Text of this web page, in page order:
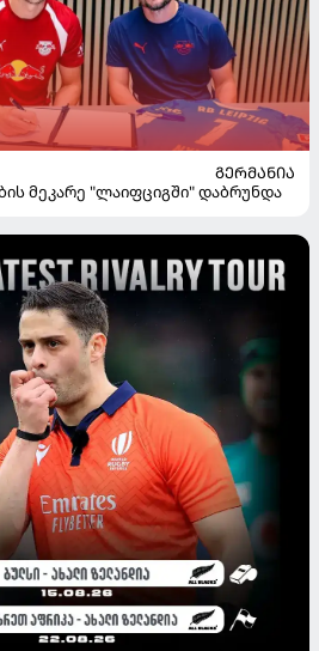
ᲒᲔᲠᲛᲐᲜᲘᲐ
მეკარე "ლაიფციგში" დაბრუნდა